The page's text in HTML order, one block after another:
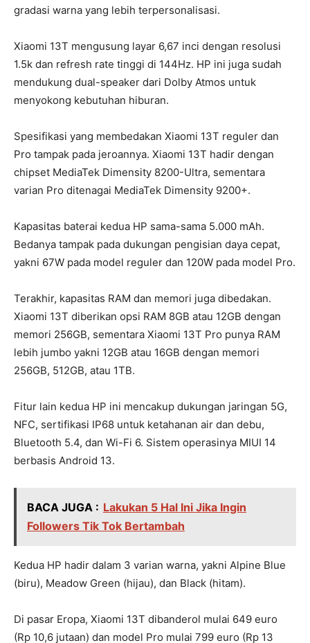
gradasi warna yang lebih terpersonalisasi.
Xiaomi 13T mengusung layar 6,67 inci dengan resolusi
1.5k dan refresh rate tinggi di 144Hz. HP ini juga sudah
mendukung dual-speaker dari Dolby Atmos untuk
menyokong kebutuhan hiburan.
Spesifikasi yang membedakan Xiaomi 13T reguler dan
Pro tampak pada jeroannya. Xiaomi 13T hadir dengan
chipset MediaTek Dimensity 8200-Ultra, sementara
varian Pro ditenagai MediaTek Dimensity 9200+.
Kapasitas baterai kedua HP sama-sama 5.000 mAh.
Bedanya tampak pada dukungan pengisian daya cepat,
yakni 67W pada model reguler dan 120W pada model Pro.
Terakhir, kapasitas RAM dan memori juga dibedakan.
Xiaomi 13T diberikan opsi RAM 8GB atau 12GB dengan
memori 256GB, sementara Xiaomi 13T Pro punya RAM
lebih jumbo yakni 12GB atau 16GB dengan memori
256GB, 512GB, atau 1TB.
Fitur lain kedua HP ini mencakup dukungan jaringan 5G,
NFC, sertifikasi IP68 untuk ketahanan air dan debu,
Bluetooth 5.4, dan Wi-Fi 6. Sistem operasinya MIUI 14
berbasis Android 13.
BACA JUGA : Lakukan 5 Hal Ini Jika Ingin
Followers Tik Tok Bertambah
Kedua HP hadir dalam 3 varian warna, yakni Alpine Blue
(biru), Meadow Green (hijau), dan Black (hitam).
Di pasar Eropa, Xiaomi 13T dibanderol mulai 649 euro
(Rp 10,6 jutaan) dan model Pro mulai 799 euro (Rp 13